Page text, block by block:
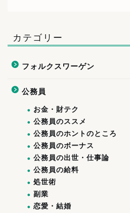
カテゴリー
フォルクスワーゲン
公務員
お金・財テク
公務員のススメ
公務員のホントのところ
公務員のボーナス
公務員の出世・仕事論
公務員の給料
処世術
副業
恋愛・結婚